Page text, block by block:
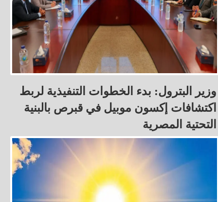
وزير البترول: بدء الخطوات التنفيذية لربط
اكتشافات إكسون موبيل في قبرص بالبنية
التحتية المصرية